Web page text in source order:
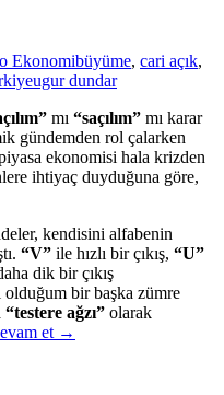
Ekonomibüyüme, cari açık,
ugur dundar
mı “saçılım” mı karar
gündemden rol çalarken
ekonomisi hala krizden
ihtiyaç duyduğuna göre,
kendisini alfabenin
“V” ile hızlı bir çıkış, “U”
dik bir çıkış
bir başka zümre
“testere ağzı” olarak
et →